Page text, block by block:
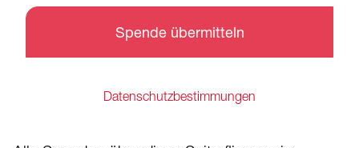
Spende übermitteln
Datenschutzbestimmungen